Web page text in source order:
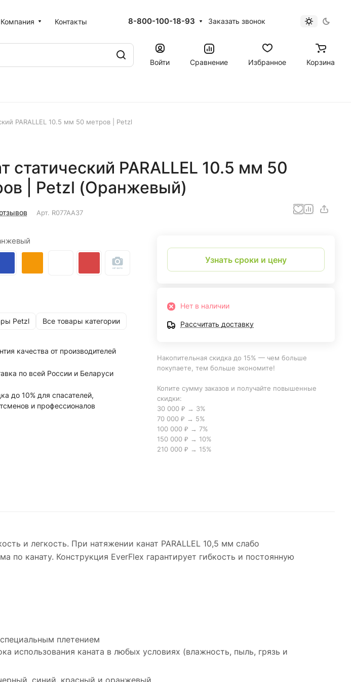
Компания Контакты 8-800-100-18-93 Заказать звонок
Войти Сравнение Избранное Корзина
PARALLEL 10.5 мм 50 метров | Petzl
статический PARALLEL 10.5 мм 50
| Petzl (Оранжевый)
Арт. R077AA37
Petzl Все товары категории
качества от производителей
по всей России и Беларуси
до 10% для спасателей,
и профессионалов
Узнать сроки и цену
Нет в наличии
Рассчитать доставку
Накопительная скидка до 15% — чем больше
покупаете, тем больше экономите!
Копите сумму заказов и получайте повышенные
скидки:
30 000 ₽ → 3%
70 000 ₽ → 5%
100 000 ₽ → 7%
150 000 ₽ → 10%
210 000 ₽ → 15%
и легкость. При натяжении канат PARALLEL 10,5 мм слабо
по канату. Конструкция EverFlex гарантирует гибкость и постоянную
плетением
использования каната в любых условиях (влажность, пыль, грязь и
синий, красный и оранжевый